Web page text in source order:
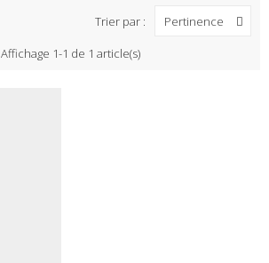
Trier par :
Pertinence
Affichage 1-1 de 1 article(s)